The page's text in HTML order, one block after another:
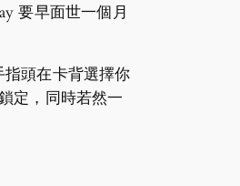
要早面世一個月
頭在卡背選擇你
定，同時若然一